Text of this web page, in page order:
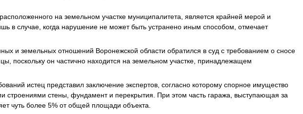
на земельном участке муниципалитета, является крайней мерой и
в случае, когда нарушение не может быть устранено иным способом, отмечает
и земельных отношений Воронежской области обратился в суд с требованием о сносе
поскольку он частично находится на земельном участке, принадлежащем
истец представил заключение экспертов, согласно которому спорное имущество
строениями стены, фундамент и перекрытия. При этом часть гаража, выступающая за
чуть более 5% от общей площади объекта.